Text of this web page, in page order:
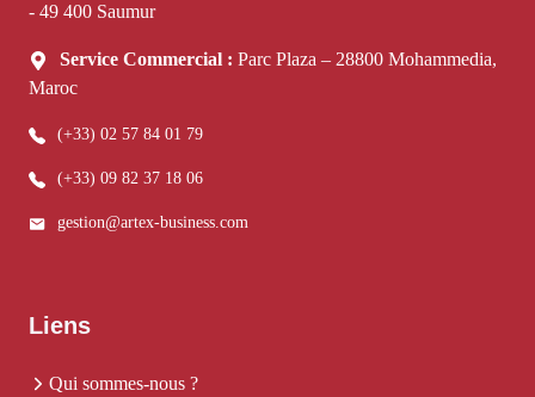
- 49 400 Saumur
Service Commercial : Parc Plaza – 28800 Mohammedia,
Maroc
(+33) 02 57 84 01 79
(+33) 09 82 37 18 06
gestion@artex-business.com
Liens
Qui sommes-nous ?